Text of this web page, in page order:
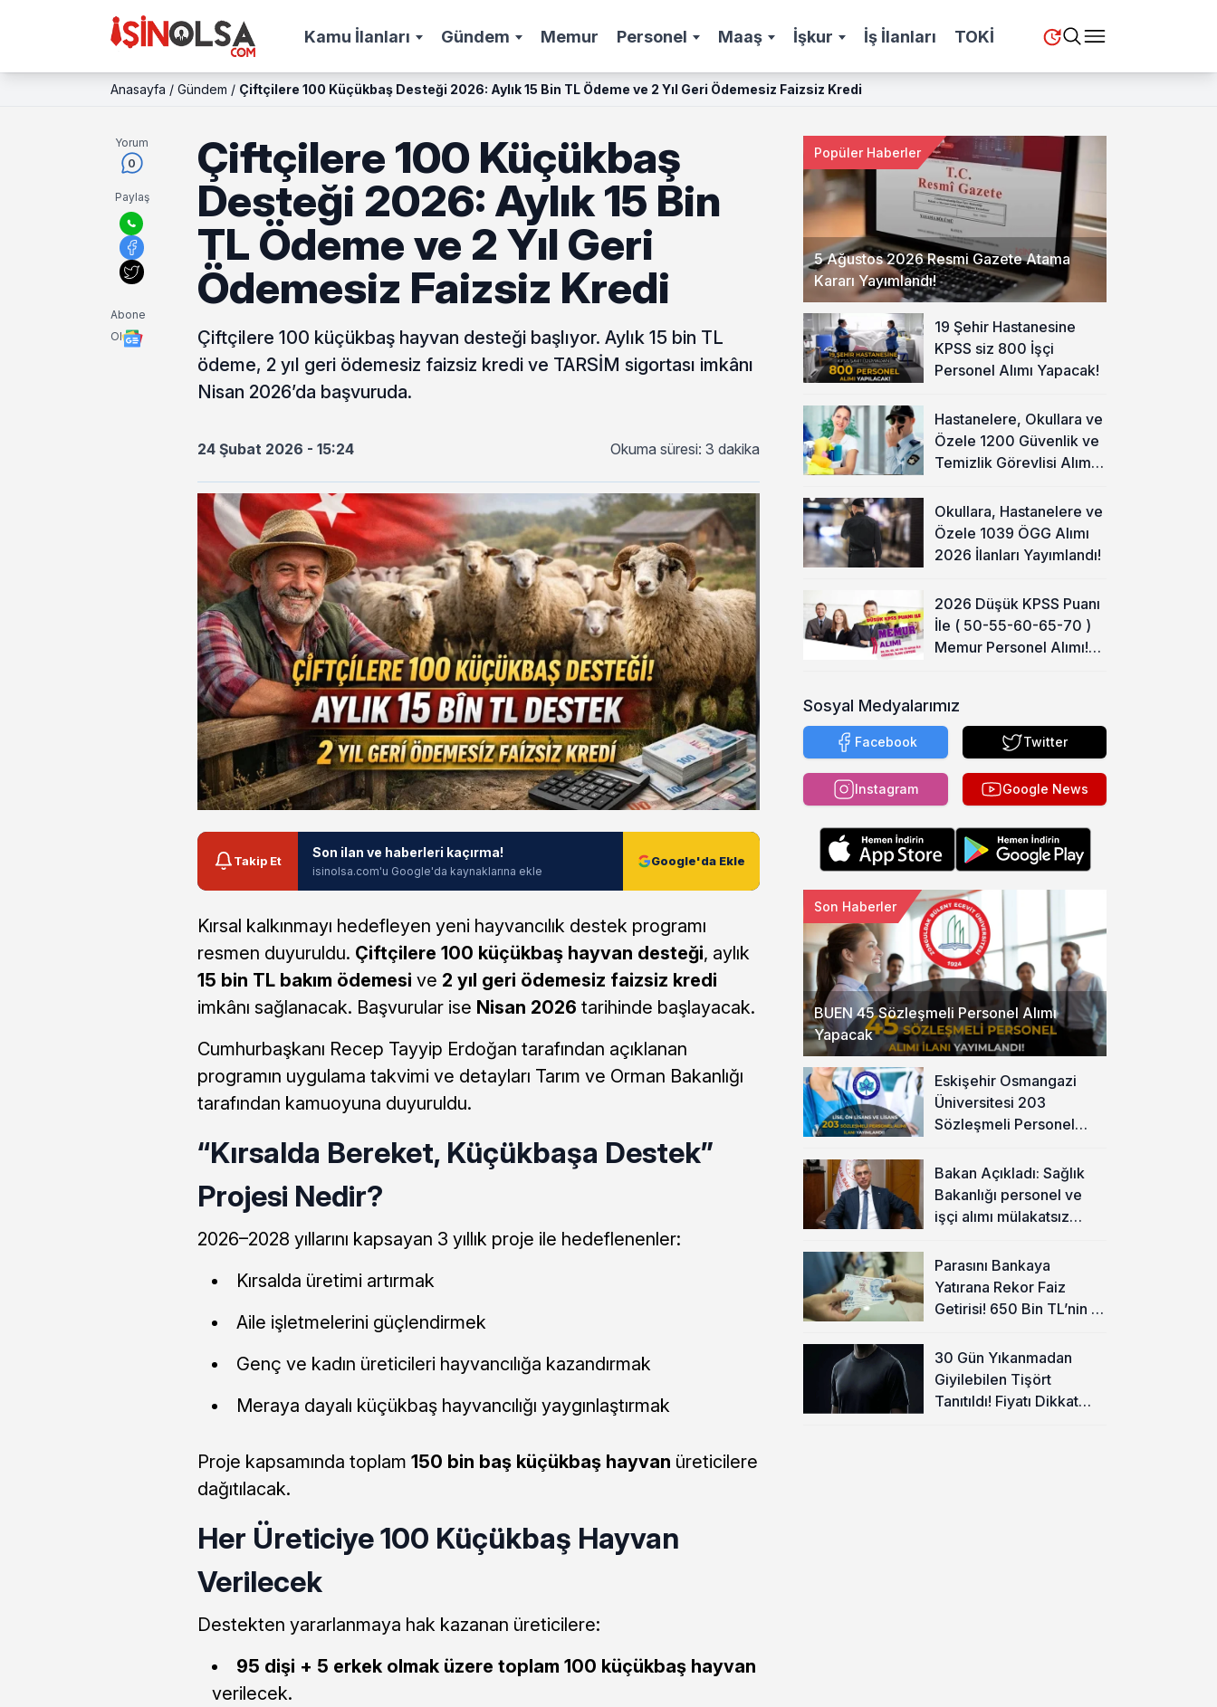
Kamu İlanları Gündem Memur Personel Maaş İşkur İş İlanları TOKİ
Anasayfa / Gündem / Çiftçilere 100 Küçükbaş Desteği 2026: Aylık 15 Bin TL Ödeme ve 2 Yıl Geri Ödemesiz Faizsiz Kredi
Yorum
0
Paylaş
Abone
Ol
Çiftçilere 100 Küçükbaş
Desteği 2026: Aylık 15 Bin
TL Ödeme ve 2 Yıl Geri
Ödemesiz Faizsiz Kredi
Çiftçilere 100 küçükbaş hayvan desteği başlıyor. Aylık 15 bin TL
ödeme, 2 yıl geri ödemesiz faizsiz kredi ve TARSİM sigortası imkânı
Nisan 2026’da başvuruda.
24 Şubat 2026 - 15:24 Okuma süresi: 3 dakika
Takip Et
Son ilan ve haberleri kaçırma!
isinolsa.com'u Google'da kaynaklarına ekle
Google'da Ekle
Kırsal kalkınmayı hedefleyen yeni hayvancılık destek programı
resmen duyuruldu. Çiftçilere 100 küçükbaş hayvan desteği, aylık
15 bin TL bakım ödemesi ve 2 yıl geri ödemesiz faizsiz kredi
imkânı sağlanacak. Başvurular ise Nisan 2026 tarihinde başlayacak.
Cumhurbaşkanı Recep Tayyip Erdoğan tarafından açıklanan
programın uygulama takvimi ve detayları Tarım ve Orman Bakanlığı
tarafından kamuoyuna duyuruldu.
“Kırsalda Bereket, Küçükbaşa Destek”
Projesi Nedir?
2026–2028 yıllarını kapsayan 3 yıllık proje ile hedeflenenler:
Kırsalda üretimi artırmak
Aile işletmelerini güçlendirmek
Genç ve kadın üreticileri hayvancılığa kazandırmak
Meraya dayalı küçükbaş hayvancılığı yaygınlaştırmak
Proje kapsamında toplam 150 bin baş küçükbaş hayvan üreticilere
dağıtılacak.
Her Üreticiye 100 Küçükbaş Hayvan
Verilecek
Destekten yararlanmaya hak kazanan üreticilere:
95 dişi + 5 erkek olmak üzere toplam 100 küçükbaş hayvan
verilecek.
5 Ağustos 2026 Resmi Gazete Atama
Kararı Yayımlandı!
Popüler Haberler
19 Şehir Hastanesine
KPSS siz 800 İşçi
Personel Alımı Yapacak!
Hastanelere, Okullara ve
Özele 1200 Güvenlik ve
Temizlik Görevlisi Alımı
Okullara, Hastanelere ve
Özele 1039 ÖGG Alımı
2026 İlanları Yayımlandı!
2026 Düşük KPSS Puanı
İle ( 50-55-60-65-70 )
Memur Personel Alımı!
Sosyal Medyalarımız
Facebook Twitter
Instagram Google News
BUEN 45 Sözleşmeli Personel Alımı
Yapacak
Son Haberler
Eskişehir Osmangazi
Üniversitesi 203
Sözleşmeli Personel
Bakan Açıkladı: Sağlık
Bakanlığı personel ve
işçi alımı mülakatsız
Parasını Bankaya
Yatırana Rekor Faiz
Getirisi! 650 Bin TL’nin 1
30 Gün Yıkanmadan
Giyilebilen Tişört
Tanıtıldı! Fiyatı Dikkat